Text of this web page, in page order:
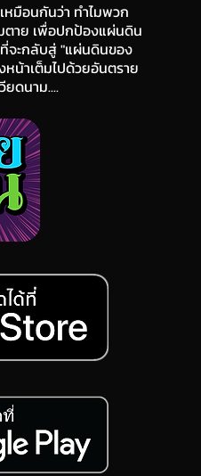
หมือนกันว่า ทำไมพวก
ตาย เพื่อปกป้องแผ่นดิน
จะกลับสู่ "แผ่นดินของ
น้าเต็มไปด้วยอันตราย
ดนาม....